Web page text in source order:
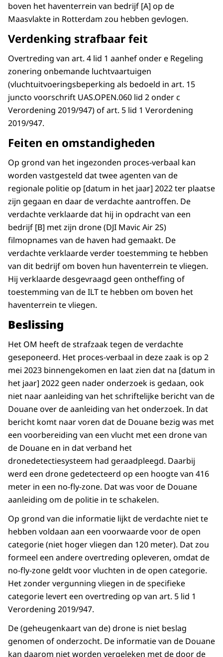
boven het haventerrein van bedrijf [A] op de
Maasvlakte in Rotterdam zou hebben gevlogen.
Verdenking strafbaar feit
Overtreding van art. 4 lid 1 aanhef onder e Regeling
zonering onbemande luchtvaartuigen
(vluchtuitvoeringsbeperking als bedoeld in art. 15
juncto voorschrift UAS.OPEN.060 lid 2 onder c
Verordening 2019/947) of art. 5 lid 1 Verordening
2019/947.
Feiten en omstandigheden
Op grond van het ingezonden proces-verbaal kan
worden vastgesteld dat twee agenten van de
regionale politie op [datum in het jaar] 2022 ter plaatse
zijn gegaan en daar de verdachte aantroffen. De
verdachte verklaarde dat hij in opdracht van een
bedrijf [B] met zijn drone (DJI Mavic Air 2S)
filmopnames van de haven had gemaakt. De
verdachte verklaarde verder toestemming te hebben
van dit bedrijf om boven hun haventerrein te vliegen.
Hij verklaarde desgevraagd geen ontheffing of
toestemming van de ILT te hebben om boven het
haventerrein te vliegen.
Beslissing
Het OM heeft de strafzaak tegen de verdachte
geseponeerd. Het proces-verbaal in deze zaak is op 2
mei 2023 binnengekomen en laat zien dat na [datum in
het jaar] 2022 geen nader onderzoek is gedaan, ook
niet naar aanleiding van het schriftelijke bericht van de
Douane over de aanleiding van het onderzoek. In dat
bericht komt naar voren dat de Douane bezig was met
een voorbereiding van een vlucht met een drone van
de Douane en in dat verband het
dronedetectiesysteem had geraadpleegd. Daarbij
werd een drone gedetecteerd op een hoogte van 416
meter in een no-fly-zone. Dat was voor de Douane
aanleiding om de politie in te schakelen.
Op grond van die informatie lijkt de verdachte niet te
hebben voldaan aan een voorwaarde voor de open
categorie (niet hoger vliegen dan 120 meter). Dat zou
formeel een andere overtreding opleveren, omdat de
no-fly-zone geldt voor vluchten in de open categorie.
Het zonder vergunning vliegen in de specifieke
categorie levert een overtreding op van art. 5 lid 1
Verordening 2019/947.
De (geheugenkaart van de) drone is niet beslag
genomen of onderzocht. De informatie van de Douane
kan daarom niet worden vergeleken met de door de